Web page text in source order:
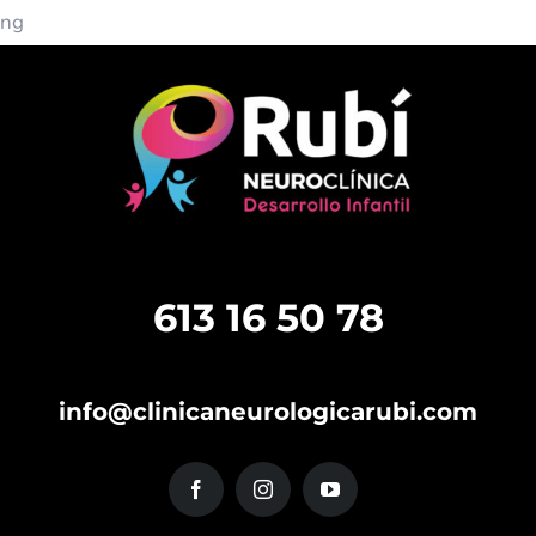
ng
613 16 50 78
info@clinicaneurologicarubi.com